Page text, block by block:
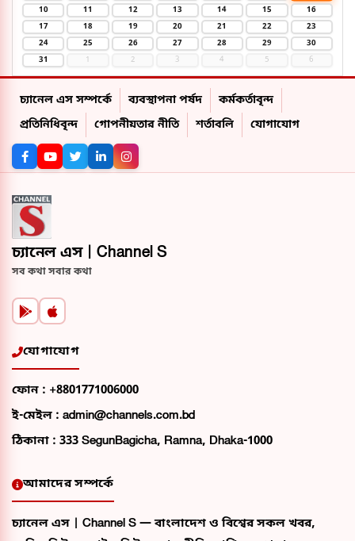
10 11 12 13 14 15
16
17
18 19 20 21 22
23
24
25 26 27 28 29
30
31
1 2 3 4 5 6
চ্যানেল এস সম্পর্কে ব্যবস্থাপনা পর্ষদ
কর্মকর্তাবৃন্দ
প্রতিনিধিবৃন্দ
গোপনীয়তার নীতি শর্তাবলি যোগাযোগ
চ্যানেল এস | Channel S
সব কথা সবার কথা
যোগাযোগ
ফোন : +8801771006000
ই-মেইল : admin@channels.com.bd
ঠিকানা : 333 SegunBagicha, Ramna, Dhaka-1000
আমাদের সম্পর্কে
চ্যানেল এস | Channel S — বাংলাদেশ ও বিশ্বের সকল খবর,